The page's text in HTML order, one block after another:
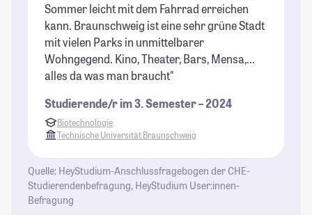
Sommer leicht mit dem Fahrrad erreichen
kann. Braunschweig ist eine sehr grüne Stadt
mit vielen Parks in unmittelbarer
Wohngegend. Kino, Theater, Bars, Mensa,...
alles da was man braucht"
Studierende/r im 3. Semester – 2024
Biotechnologie
Technische Universität Braunschweig
Quelle: HeyStudium-Anschlussfragebogen der CHE-
Studierendenbefragung, HeyStudium User:innen-
Befragung